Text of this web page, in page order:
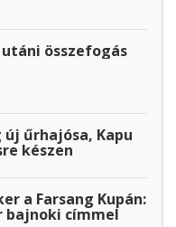
összefogás
űrhajósa, Kapu
készen
a Farsang Kupán:
bajnoki címmel